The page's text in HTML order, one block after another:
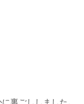
裏ごししました。